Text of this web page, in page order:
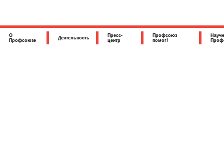
О
Профсоюзе
Деятельность
Пресс-
центр
Профсоюз
помог!